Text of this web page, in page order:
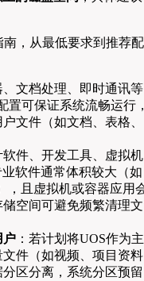
、文档处理、即时通讯等
置可保证系统流畅运行
文件（如文档、表格、
软件、开发工具、虚拟机
软件通常体积较大（如
，且虚拟机或容器应用
空间可避免频繁清理文
户 ：若计划将UOS作为主
件（如视频、项目资料
区分离，系统分区预留